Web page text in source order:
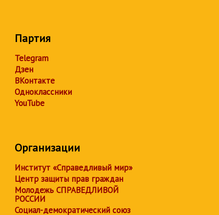
Партия
Telegram
Дзен
ВКонтакте
Одноклассники
YouTube
Организации
Институт «Справедливый мир»
Центр защиты прав граждан
Молодежь СПРАВЕДЛИВОЙ
РОССИИ
Социал-демократический союз